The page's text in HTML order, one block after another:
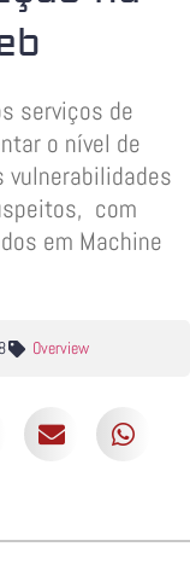
serviços de
o nível de
com
em Machine
Overview